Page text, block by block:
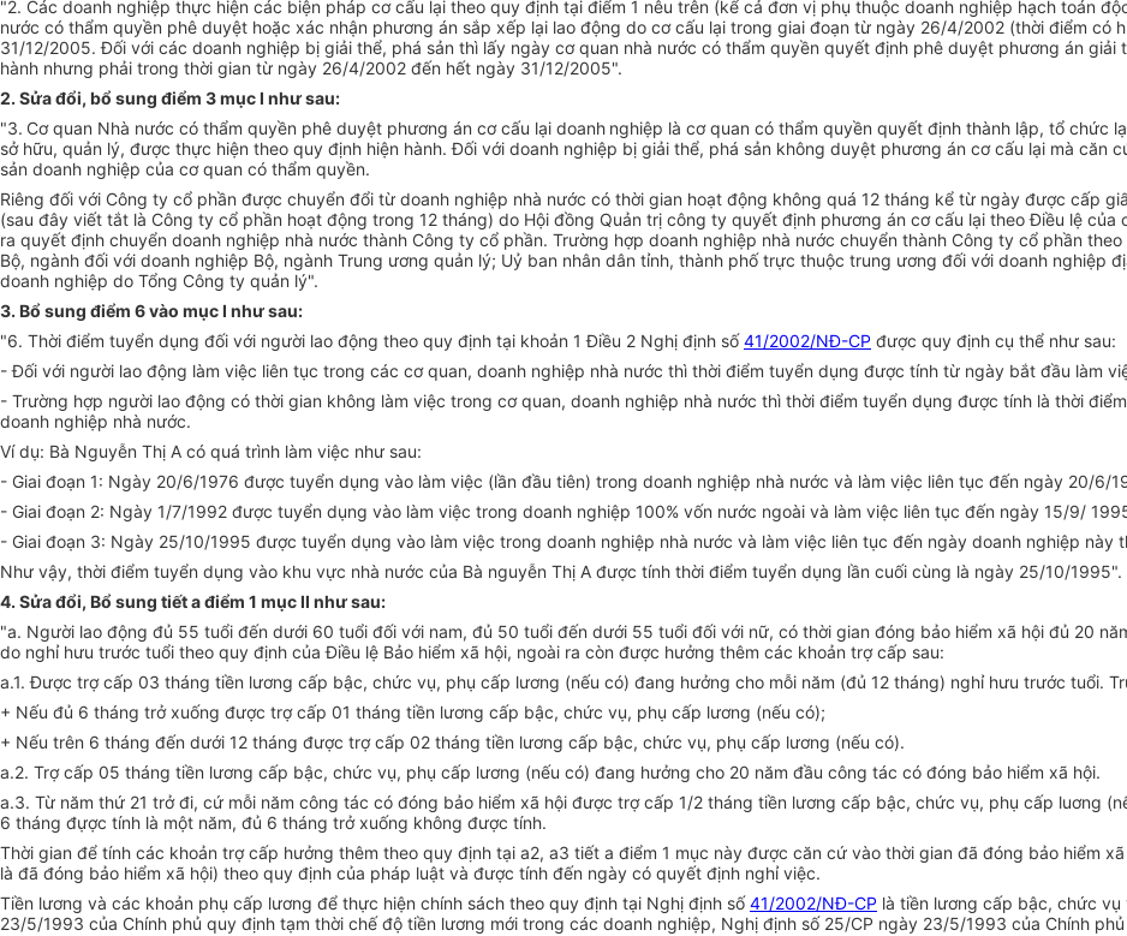
"2. Các doanh nghiệp thực hiện các biện pháp cơ cấu lại theo quy định tại điểm 1 nêu trên (kể cả đơn vị phụ thuộc doanh nghiệp hạch toán
nước có thẩm quyền phê duyệt hoặc xác nhận phương án sắp xếp lại lao động do cơ cấu lại trong giai đoạn từ ngày 26/4/2002 (thời điểm có
31/12/2005. Đối với các doanh nghiệp bị giải thể, phá sản thì lấy ngày cơ quan nhà nước có thẩm quyền quyết định phê duyệt phương án
hành nhưng phải trong thời gian từ ngày 26/4/2002 đến hết ngày 31/12/2005".
2. Sửa đổi, bổ sung điểm 3 mục I như sau:
"3. Cơ quan Nhà nước có thẩm quyền phê duyệt phương án cơ cấu lại doanh nghiệp là cơ quan có thẩm quyền quyết định thành lập, tổ chức
sở hữu, quản lý, được thực hiện theo quy định hiện hành. Đối với doanh nghiệp bị giải thể, phá sản không duyệt phương án cơ cấu lại mà
sản doanh nghiệp của cơ quan có thẩm quyền.
Riêng đối với Công ty cổ phần được chuyển đổi từ doanh nghiệp nhà nước có thời gian hoạt động không quá 12 tháng kể từ ngày được cấp
(sau đây viết tắt là Công ty cổ phần hoạt động trong 12 tháng) do Hội đồng Quản trị công ty quyết định phương án cơ cấu lại theo Điều lệ
ra quyết định chuyển doanh nghiệp nhà nước thành Công ty cổ phần. Trường hợp doanh nghiệp nhà nước chuyển thành Công ty cổ phần
Bộ, ngành đối với doanh nghiệp Bộ, ngành Trung ương quản lý; Uỷ ban nhân dân tỉnh, thành phố trực thuộc trung ương đối với doanh nghiệp
doanh nghiệp do Tổng Công ty quản lý".
3. Bổ sung điểm 6 vào mục I như sau:
"6. Thời điểm tuyển dụng đối với người lao động theo quy định tại khoản 1 Điều 2 Nghị định số41/2002/NĐ-CP được quy định cụ thể như sau:
- Đối với người lao động làm việc liên tục trong các cơ quan, doanh nghiệp nhà nước thì thời điểm tuyển dụng được tính từ ngày bắt đầu làm
- Trường hợp người lao động có thời gian không làm việc trong cơ quan, doanh nghiệp nhà nước thì thời điểm tuyển dụng được tính là thời
doanh nghiệp nhà nước.
Ví dụ: Bà Nguyễn Thị A có quá trình làm việc như sau:
- Giai đoạn 1: Ngày 20/6/1976 được tuyển dụng vào làm việc (lần đầu tiên) trong doanh nghiệp nhà nước và làm việc liên tục đến ngày 20/6/
- Giai đoạn 2: Ngày 1/7/1992 được tuyển dụng vào làm việc trong doanh nghiệp 100% vốn nước ngoài và làm việc liên tục đến ngày 15/9/
- Giai đoạn 3: Ngày 25/10/1995 được tuyển dụng vào làm việc trong doanh nghiệp nhà nước và làm việc liên tục đến ngày doanh nghiệp này
Như vậy, thời điểm tuyển dụng vào khu vực nhà nước của Bà nguyễn Thị A được tính thời điểm tuyển dụng lần cuối cùng là ngày 25/10/1995".
4. Sửa đổi, Bổ sung tiết a điểm 1 mục II như sau:
"a. Người lao động đủ 55 tuổi đến dưới 60 tuổi đối với nam, đủ 50 tuổi đến dưới 55 tuổi đối với nữ, có thời gian đóng bảo hiểm xã hội đủ 20
do nghỉ hưu trước tuổi theo quy định của Điều lệ Bảo hiểm xã hội, ngoài ra còn được hưởng thêm các khoản trợ cấp sau:
a.1. Được trợ cấp 03 tháng tiền lương cấp bậc, chức vụ, phụ cấp lương (nếu có) đang hưởng cho mỗi năm (đủ 12 tháng) nghỉ hưu trước tuổi.
+ Nếu đủ 6 tháng trở xuống được trợ cấp 01 tháng tiền lương cấp bậc, chức vụ, phụ cấp lương (nếu có);
+ Nếu trên 6 tháng đến dưới 12 tháng được trợ cấp 02 tháng tiền lương cấp bậc, chức vụ, phụ cấp lương (nếu có).
a.2. Trợ cấp 05 tháng tiền lương cấp bậc, chức vụ, phụ cấp lương (nếu có) đang hưởng cho 20 năm đầu công tác có đóng bảo hiểm xã hội.
a.3. Từ năm thứ 21 trở đi, cứ mỗi năm công tác có đóng bảo hiểm xã hội được trợ cấp 1/2 tháng tiền lương cấp bậc, chức vụ, phụ cấp luơng
6 tháng đựợc tính là một năm, đủ 6 tháng trở xuống không được tính.
Thời gian để tính các khoản trợ cấp hưởng thêm theo quy định tại a2, a3 tiết a điểm 1 mục này được căn cứ vào thời gian đã đóng bảo hiểm
là đã đóng bảo hiểm xã hội) theo quy định của pháp luật và được tính đến ngày có quyết định nghỉ việc.
Tiền lương và các khoản phụ cấp lương để thực hiện chính sách theo quy định tại Nghị định số41/2002/NĐ-CP là tiền lương cấp bậc, chức
23/5/1993 của Chính phủ quy định tạm thời chế độ tiền lương mới trong các doanh nghiệp, Nghị định số 25/CP ngày 23/5/1993 của Chính